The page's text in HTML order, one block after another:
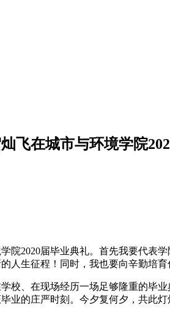
飞在城市与环境学院
院2020届毕业典礼。首先我要代表
人生征程！同时，我也要向辛勤培
校、在现场经历一场足够隆重的毕
业的庄严时刻。今夕复何夕，共此